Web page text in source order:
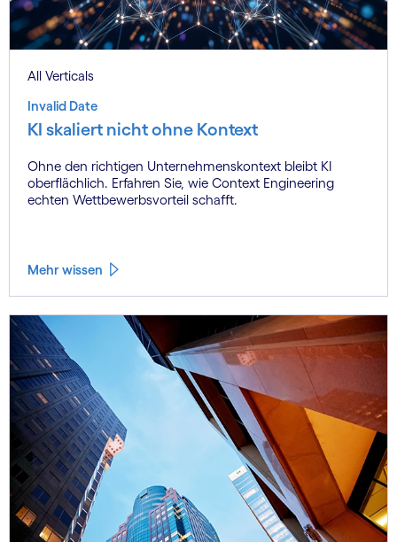
All Verticals
Invalid Date
KI skaliert nicht ohne Kontext
Ohne den richtigen Unternehmenskontext bleibt KI
oberflächlich. Erfahren Sie, wie Context Engineering
echten Wettbewerbsvorteil schafft.
Mehr wissen